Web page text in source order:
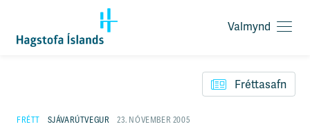
O
v
Valmynd
Fréttasafn
FRÉTT SJÁVARÚTVEGUR 23. NÓVEMBER 2005